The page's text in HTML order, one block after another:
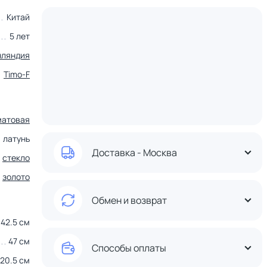
Китай
5 лет
Timo-F
латунь
стекло
золото
42.5 см
47 см
20.5 см
Доставка - Москва
Обмен и возврат
Способы оплаты